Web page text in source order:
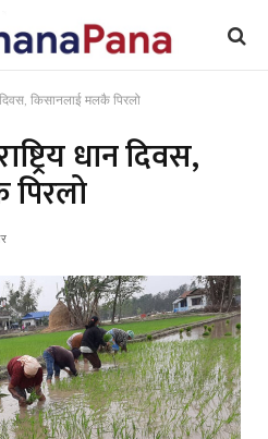
किसानलाई मलकै पिरलो
धान दिवस,